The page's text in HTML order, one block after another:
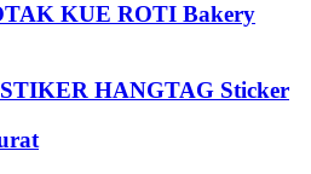
KUE ROTI Bakery
HANGTAG Sticker